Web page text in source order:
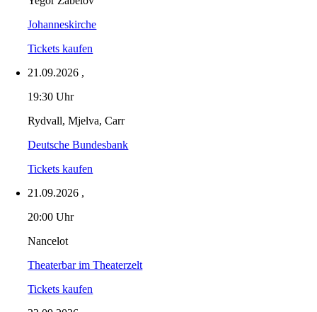
Johanneskirche
Tickets kaufen
21.09.2026 ,
19:30 Uhr
Rydvall, Mjelva, Carr
Deutsche Bundesbank
Tickets kaufen
21.09.2026 ,
20:00 Uhr
Nancelot
Theaterbar im Theaterzelt
Tickets kaufen